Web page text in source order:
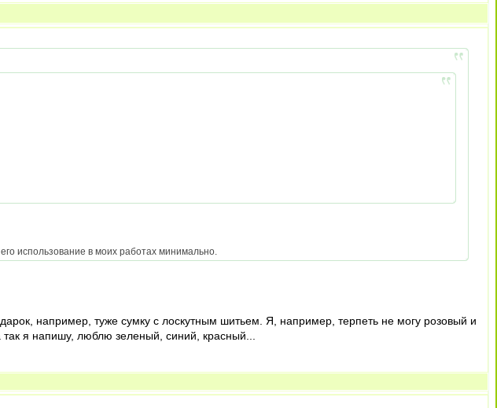
использование в моих работах минимально.
например, туже сумку с лоскутным шитьем. Я, например, терпеть не могу розовый и
я напишу, люблю зеленый, синий, красный...